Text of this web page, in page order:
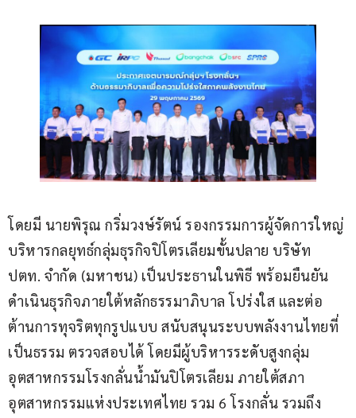
โดยมี นายพิรุณ กริ่มวงษ์รัตน์ รองกรรมการผู้จัดการใหญ่
บริหารกลยุทธ์กลุ่มธุรกิจปิโตรเลียมขั้นปลาย บริษัท
ปตท. จำกัด (มหาชน) เป็นประธานในพิธี พร้อมยืนยัน
ดำเนินธุรกิจภายใต้หลักธรรมาภิบาล โปร่งใส และต่อ
ต้านการทุจริตทุกรูปแบบ สนับสนุนระบบพลังงานไทยที่
เป็นธรรม ตรวจสอบได้ โดยมีผู้บริหารระดับสูงกลุ่ม
อุตสาหกรรมโรงกลั่นน้ำมันปิโตรเลียม ภายใต้สภา
อุตสาหกรรมแห่งประเทศไทย รวม 6 โรงกลั่น รวมถึง